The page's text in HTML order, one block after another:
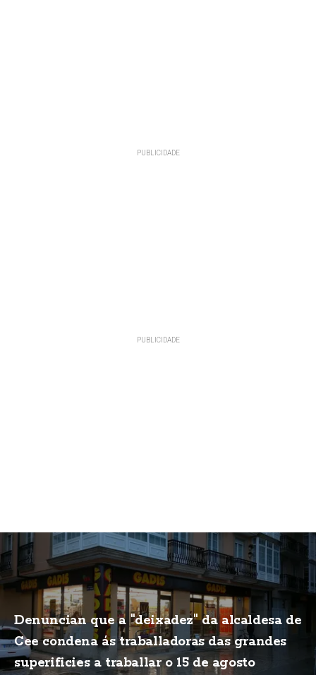
Denuncian que a "deixadez" da alcaldesa de
Cee condena ás traballadoras das grandes
superificies a traballar o 15 de agosto